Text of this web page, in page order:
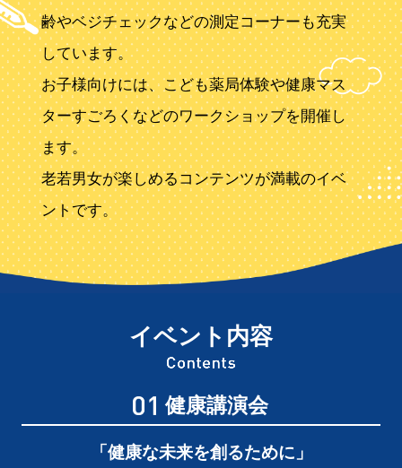
齢やベジチェックなどの測定コーナーも充実
しています。
お子様向けには、こども薬局体験や健康マス
ターすごろくなどのワークショップを開催し
ます。
老若男女が楽しめるコンテンツが満載のイベ
ントです。
イベント内容
健康講演会
「健康な未来を創るために」